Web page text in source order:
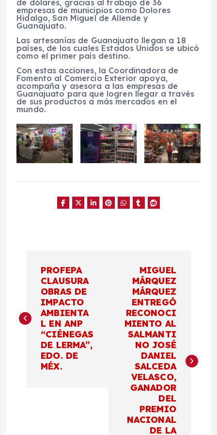
de dólares, gracias al trabajo de 36
empresas de municipios como Dolores
Hidalgo, San Miguel de Allende y
Guanajuato.
Las artesanías de Guanajuato llegan a 18
países, de los cuales Estados Unidos se ubicó
como el primer país destino.
Con estas acciones, la Coordinadora de
Fomento al Comercio Exterior apoya,
acompaña y asesora a las empresas de
Guanajuato para que logren llegar a través
de sus productos a más mercados en el
mundo.
v
e
PROFEPA
CLAUSURA
OBRAS DE
IMPACTO
AMBIENTA
L EN ANP
“CIÉNEGAS
DE LERMA”,
EDO. DE
MÉX.
MIGUEL
MÁRQUEZ
MÁRQUEZ
ENTREGÓ
RECONOCI
MIENTO AL
SALMANTI
NO JOSÉ
DANIEL
SALCEDA
VELASCO,
GANADOR
DEL
PREMIO
NACIONAL
DE LA